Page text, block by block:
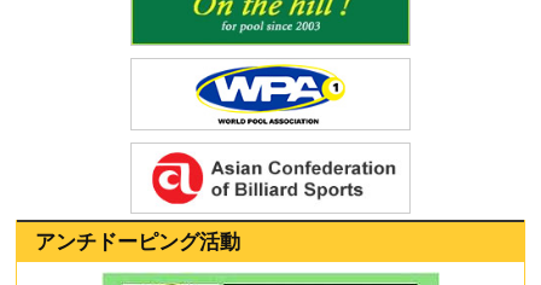
アンチドーピング活動